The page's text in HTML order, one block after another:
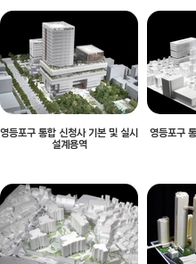
영등포구 통합 신청사 기본 및 실시
설계용역
영등포구